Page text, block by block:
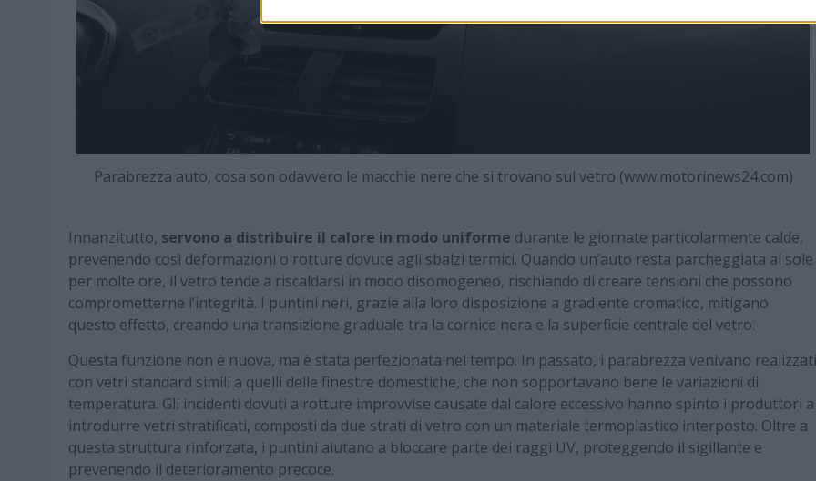
Parabrezza auto, cosa son odavvero le macchie nere che si trovano sul vetro (www.motorinews24.com)
Innanzitutto, servono a distribuire il calore in modo uniforme durante le giornate particolarmente calde,
prevenendo così deformazioni o rotture dovute agli sbalzi termici. Quando un’auto resta parcheggiata al sole
per molte ore, il vetro tende a riscaldarsi in modo disomogeneo, rischiando di creare tensioni che possono
comprometterne l’integrità. I puntini neri, grazie alla loro disposizione a gradiente cromatico, mitigano
questo effetto, creando una transizione graduale tra la cornice nera e la superficie centrale del vetro.
Questa funzione non è nuova, ma è stata perfezionata nel tempo. In passato, i parabrezza venivano realizzati
con vetri standard simili a quelli delle finestre domestiche, che non sopportavano bene le variazioni di
temperatura. Gli incidenti dovuti a rotture improvvise causate dal calore eccessivo hanno spinto i produttori a
introdurre vetri stratificati, composti da due strati di vetro con un materiale termoplastico interposto. Oltre a
questa struttura rinforzata, i puntini aiutano a bloccare parte dei raggi UV, proteggendo il sigillante e
prevenendo il deterioramento precoce.